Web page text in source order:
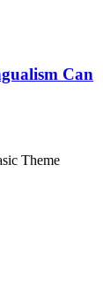
Can
Theme